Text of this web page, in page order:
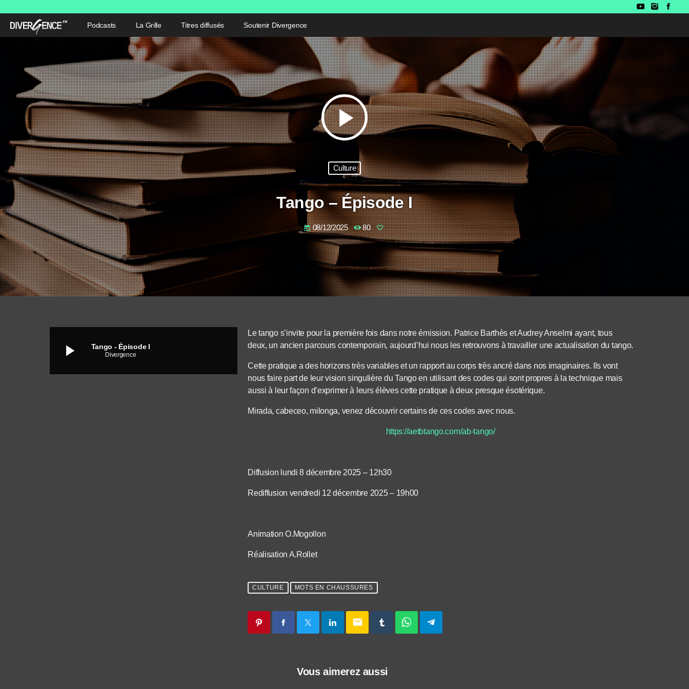
Podcasts La Grille Titres diffusés Soutenir Divergence
play_arrow
Culture
Tango – Épisode I
today 08/12/2025 80
play_arrow Tango - Épisode I
Divergence
Le tango s’invite pour la première fois dans notre émission. Patrice Barthès et Audrey Anselmi ayant, tous
deux, un ancien parcours contemporain, aujourd’hui nous les retrouvons à travailler une actualisation du tango.
Cette pratique a des horizons très variables et un rapport au corps très ancré dans nos imaginaires. Ils vont
nous faire part de leur vision singulière du Tango en utilisant des codes qui sont propres à la technique mais
aussi à leur façon d’exprimer à leurs élèves cette pratique à deux presque ésotérique.
Mirada, cabeceo, milonga, venez découvrir certains de ces codes avec nous.
https://aetbtango.com/ab-tango/
Diffusion lundi 8 décembre 2025 – 12h30
Rediffusion vendredi 12 décembre 2025 – 19h00
Animation O.Mogollon
Réalisation A.Rollet
CULTURE MOTS EN CHAUSSURES
email
Vous aimerez aussi